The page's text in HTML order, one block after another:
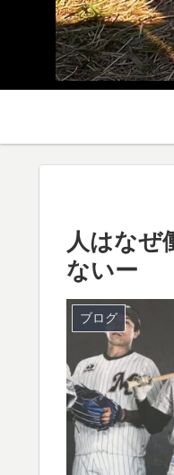
人はなぜ
ないー
ブログ